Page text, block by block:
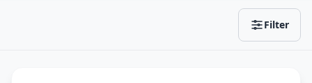
Filter